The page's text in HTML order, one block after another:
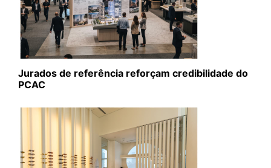
Jurados de referência reforçam credibilidade do
PCAC